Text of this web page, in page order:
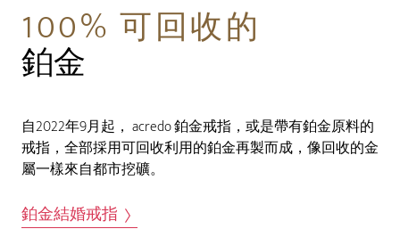
100% 可回收的
鉑金
自2022年9月起， acredo 鉑金戒指，或是帶有鉑金原料的
戒指，全部採用可回收利用的鉑金再製而成，像回收的金
屬一樣來自都市挖礦。
鉑金結婚戒指